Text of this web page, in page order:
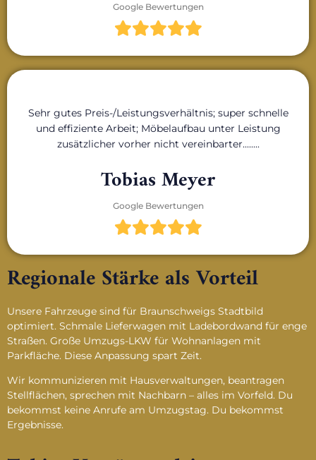
Google Bewertungen
Sehr gutes Preis-/Leistungsverhältnis; super schnelle
und effiziente Arbeit; Möbelaufbau unter Leistung
zusätzlicher vorher nicht vereinbarter........
Tobias Meyer
Google Bewertungen
Regionale Stärke als Vorteil
Unsere Fahrzeuge sind für Braunschweigs Stadtbild
optimiert. Schmale Lieferwagen mit Ladebordwand für enge
Straßen. Große Umzugs-LKW für Wohnanlagen mit
Parkfläche. Diese Anpassung spart Zeit.
Wir kommunizieren mit Hausverwaltungen, beantragen
Stellflächen, sprechen mit Nachbarn – alles im Vorfeld. Du
bekommst keine Anrufe am Umzugstag. Du bekommst
Ergebnisse.